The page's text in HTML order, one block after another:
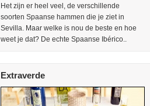
Het zijn er heel veel, de verschillende
soorten Spaanse hammen die je ziet in
Sevilla. Maar welke is nou de beste en hoe
weet je dat? De echte Spaanse Ibérico..
Extraverde